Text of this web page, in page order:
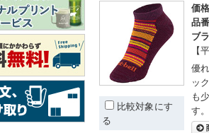
比較対象にす
る
価格
品番
ブ
【
優
ッ
も
す。